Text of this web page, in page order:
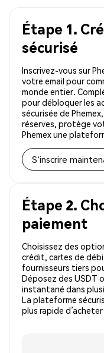
Étape 1.
sécurisé
Inscrivez-vous sur
votre email pour
monde entier.
pour débloquer les
sécurisée de
réserves, protège
Phemex une
S'inscrire
Étape 2.
paiement
Choisissez des
crédit, cartes de
fournisseurs tiers
Déposez des USDT
instantané dans
La plateforme
plus rapide